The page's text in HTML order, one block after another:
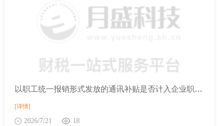
以职工统一报销形式发放的通讯补贴是否计入企业职工社保费缴费工资？
[详情]
2026/7/21 18